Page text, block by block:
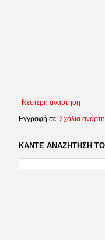
Νεότερη ανάρτηση
Εγγραφή σε: Σχόλια
ΚΑΝΤΕ ΑΝΑΖΗΤΗΣΗ